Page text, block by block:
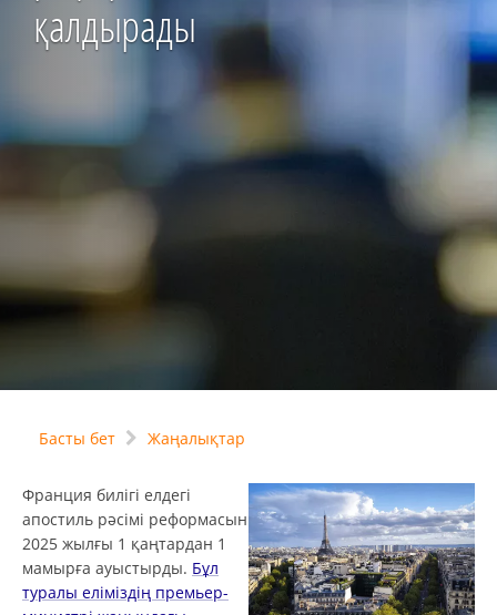
қалдырады
Басты бет Жаңалықтар
Франция билігі елдегі
апостиль рәсімі реформасын
2025 жылғы 1 қаңтардан 1
мамырға ауыстырды. Бұл
туралы еліміздің премьер-